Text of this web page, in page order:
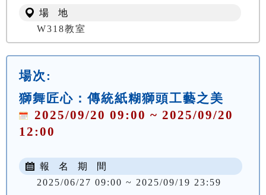
場 地
W318教室
場次:
獅舞匠心：傳統紙糊獅頭工藝之美
2025/09/20 09:00 ~ 2025/09/20
12:00
報 名 期 間
2025/06/27 09:00 ~ 2025/09/19 23:59